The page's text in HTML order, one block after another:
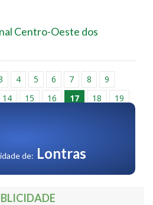
Centro-Oeste dos
4 5 6 7 8
9
14 15 16 17 18
19
de: Lontras